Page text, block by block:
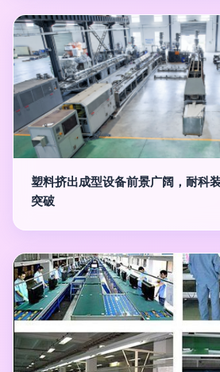
塑料挤出成型设备前景广阔，耐科
突破